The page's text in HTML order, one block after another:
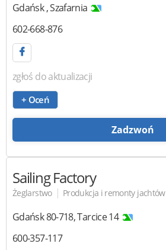
Gdańsk ,Szafarnia
602-668-876
zgłoś do aktualizacji
+ Oceń
Zadzwoń
Sailing Factory
Żeglarstwo | Produkcja i remonty jachtów
Gdańsk80-718,Tarcice 14
600-357-117